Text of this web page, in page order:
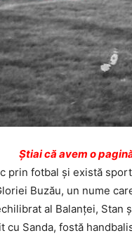
Ştiai că avem o
prin fotbal și există
Buzău, un nume
al Balanței,
cu Sanda, fostă